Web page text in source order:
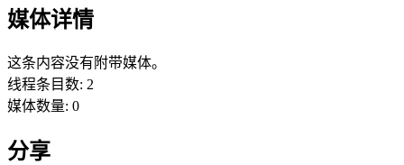
媒体详情
这条内容没有附带媒体。
线程条目数: 2
媒体数量: 0
分享